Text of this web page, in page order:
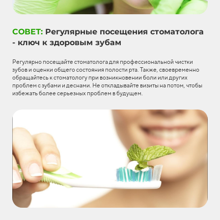
СОВЕТ: Регулярные посещения стоматолога
- ключ к здоровым зубам
Регулярно посещайте стоматолога для профессиональной чистки
зубов и оценки общего состояния полости рта. Также, своевременно
обращайтесь к стоматологу при возникновении боли или других
проблем с зубами и деснами. Не откладывайте визиты на потом, чтобы
избежать более серьезных проблем в будущем.